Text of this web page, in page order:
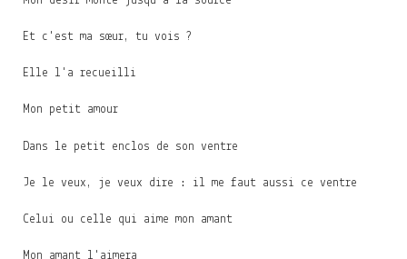
Et c'est ma sœur, tu vois ?
Elle l'a recueilli
Mon petit amour
Dans le petit enclos de son ventre
Je le veux, je veux dire : il me faut aussi ce ventre
Celui ou celle qui aime mon amant
Mon amant l'aimera